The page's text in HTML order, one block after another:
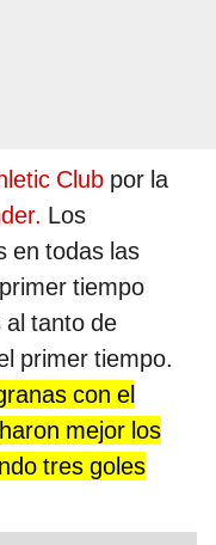
Club por la
Los
en todas las
tiempo
tanto de
primer tiempo.
con el
mejor los
tres goles